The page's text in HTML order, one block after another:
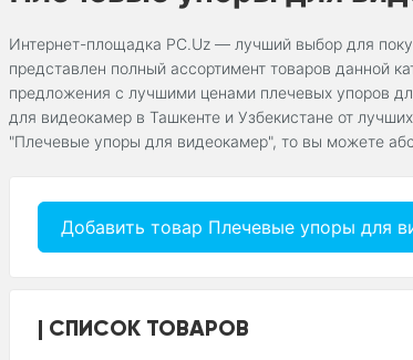
Интернет-площадка PC.Uz — лучший выбор для
представлен полный ассортимент товаров данной
предложения с лучшими ценами плечевых упоров
для видеокамер в Ташкенте и Узбекистане от
"Плечевые упоры для видеокамер", то вы можете
Добавить товар Плечевые упоры для
СПИСОК ТОВАРОВ